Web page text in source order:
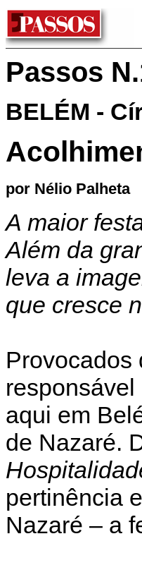
Passos
BELÉM -
por Nélio Palheta
A maior
Além da
leva a
que cresce
Provocados
aqui em
de Nazaré.
pertinência
Nazaré – a